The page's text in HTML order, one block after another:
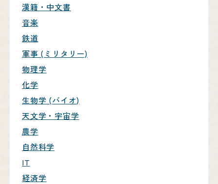
漢籍・中文書
音楽
鉄道
軍事 (ミリタリー)
物理学
化学
生物学 (バイオ)
天文学・宇宙学
農学
自然科学
IT
経済学